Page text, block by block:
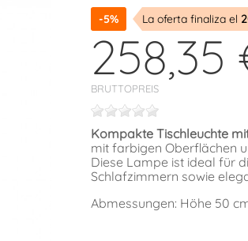
-5% La oferta finaliza el
258,35
BRUTTOPREIS
Kompakte Tischleuchte
mit farbigen Oberflächen
Diese Lampe ist ideal für
Schlafzimmern sowie
Abmessungen: Höhe 50